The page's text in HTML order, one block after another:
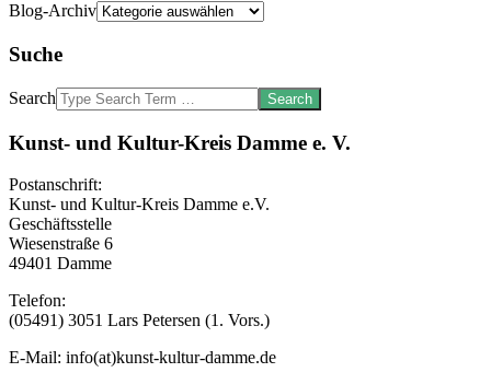
Blog-Archiv
Suche
Search
Kunst- und Kultur-Kreis Damme e. V.
Postanschrift:
Kunst- und Kultur-Kreis Damme e.V.
Geschäftsstelle
Wiesenstraße 6
49401 Damme
Telefon:
(05491) 3051 Lars Petersen (1. Vors.)
E-Mail: info(at)kunst-kultur-damme.de